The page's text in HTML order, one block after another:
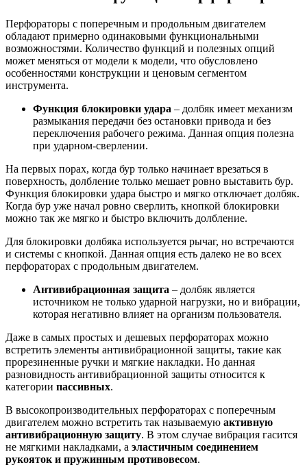
Перфораторы с поперечным и продольным двигателем
обладают примерно одинаковыми функциональными
возможностями. Количество функций и полезных опций
может меняться от модели к модели, что обусловлено
особенностями конструкции и ценовым сегментом
инструмента.
Функция блокировки удара – долбяк имеет механизм
размыкания передачи без остановки привода и без
переключения рабочего режима. Данная опция полезна
при ударном-сверлении.
На первых порах, когда бур только начинает врезаться в
поверхность, долбление только мешает ровно выставить бур.
Функция блокировки удара быстро и мягко отключает долбяк.
Когда бур уже начал ровно сверлить, кнопкой блокировки
можно так же мягко и быстро включить долбление.
Для блокировки долбяка используется рычаг, но встречаются
и системы с кнопкой. Данная опция есть далеко не во всех
перфораторах с продольным двигателем.
Антивибрационная защита – долбяк является
источником не только ударной нагрузки, но и вибрации,
которая негативно влияет на организм пользователя.
Даже в самых простых и дешевых перфораторах можно
встретить элементы антивибрационной защиты, такие как
прорезиненные ручки и мягкие накладки. Но данная
разновидность антивибрационной защиты относится к
категории пассивных.
В высокопроизводительных перфораторах с поперечным
двигателем можно встретить так называемую активную
антивибрационную защиту. В этом случае вибрация гасится
не мягкими накладками, а эластичным соединением
рукояток и пружинным противовесом.